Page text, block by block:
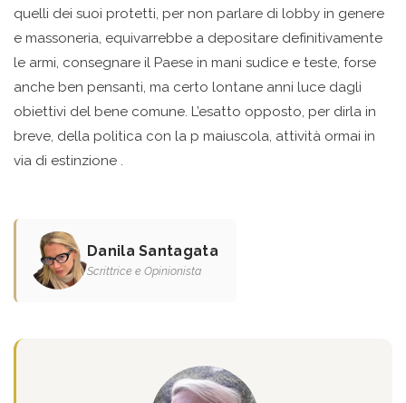
quelli dei suoi protetti, per non parlare di lobby in genere
e massoneria, equivarrebbe a depositare definitivamente
le armi, consegnare il Paese in mani sudice e teste, forse
anche ben pensanti, ma certo lontane anni luce dagli
obiettivi del bene comune. L’esatto opposto, per dirla in
breve, della politica con la p maiuscola, attività ormai in
via di estinzione .
Danila Santagata
Scrittrice e Opinionista